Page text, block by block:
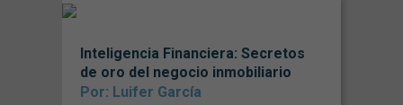
Inteligencia Financiera: Secretos
de oro del negocio inmobiliario
Por: Luifer García